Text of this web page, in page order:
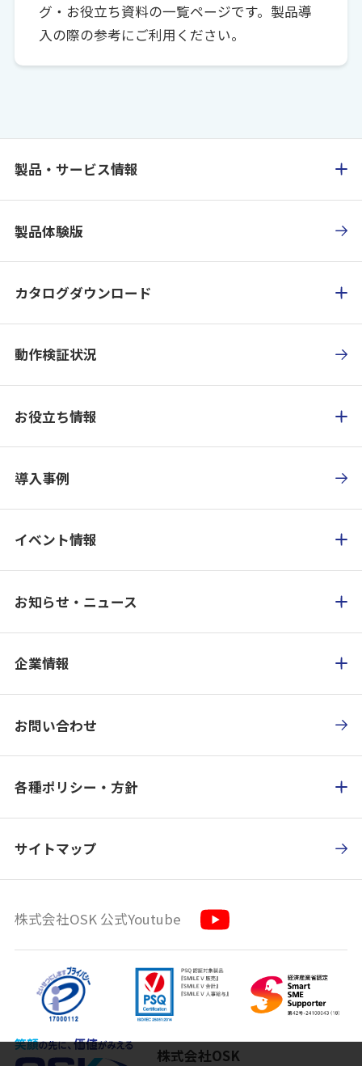
グ・お役立ち資料の一覧ページです。製品導
入の際の参考にご利用ください。
製品・サービス情報
製品体験版
カタログダウンロード
動作検証状況
お役立ち情報
導入事例
イベント情報
お知らせ・ニュース
企業情報
お問い合わせ
各種ポリシー・方針
サイトマップ
株式会社OSK 公式Youtube
株式会社OSK